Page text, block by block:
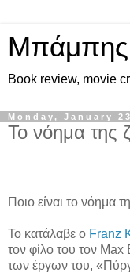
Μπάμπης
Book review, movie
Monday, January
Το νόημα της
Ποιο είναι το νόημα
Το κατάλαβε ο Franz
τον φίλο του τον Max
των έργων του,